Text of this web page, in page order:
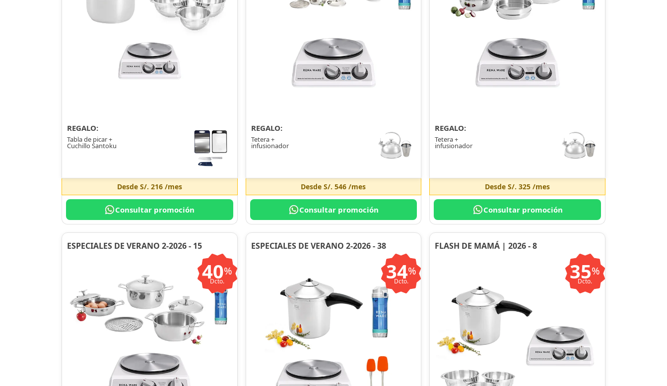
REGALO:
Tabla de picar +
Cuchillo Santoku
Desde S/. 216/mes
Consultar promoción
REGALO:
Tetera +
infusionador
DesdeS/. 546 /mes
Consultar promoción
REGALO:
Tetera +
infusionador
DesdeS/. 325 /mes
Consultar promoción
ESPECIALES DE VERANO 2-2026 - 15
40%
Dcto.
ESPECIALES DE VERANO 2-2026 - 38
34%
Dcto.
FLASH DE MAMÁ | 2026 - 8
35%
Dcto.